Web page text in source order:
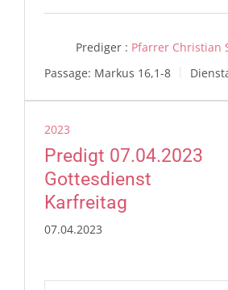
Prediger : Pfarrer Christian
Passage: Markus 16,1-8
2023
Predigt 07.04.2023
Gottesdienst
Karfreitag
07.04.2023